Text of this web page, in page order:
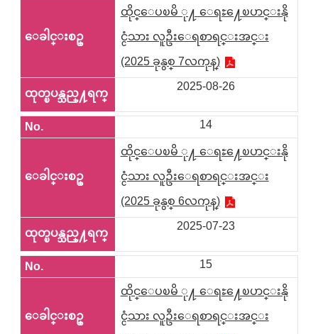
ထိုင္ေပၿမိ ု႔ ေရႊ႔ေၿပာင္းနို
င္ငံသား လူဦးေရစာရင္းအင္း
(2025 ခုနွစ္ 7လကုန္)
2025-08-26
14
ထိုင္ေပၿမိ ု႔ ေရႊ႔ေၿပာင္းနို
င္ငံသား လူဦးေရစာရင္းအင္း
(2025 ခုနွစ္ 6လကုန္)
2025-07-23
15
ထိုင္ေပၿမိ ု႔ ေရႊ႔ေၿပာင္းနို
င္ငံသား လူဦးေရစာရင္းအင္း